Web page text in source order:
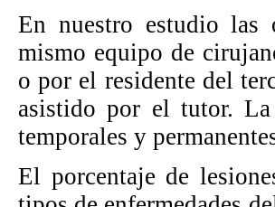
En nuestro estudio las
mismo equipo de
o por el residente del
asistido por el tutor.
temporales y
El porcentaje de